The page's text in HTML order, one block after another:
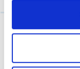
Lue myös